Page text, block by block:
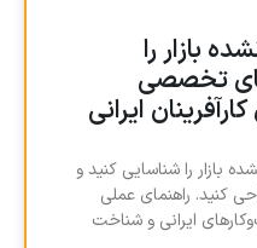
بازار را
تخصصی
ایرانی
بازار را شناسایی کنید و
کنید. راهنمای عملی
ایرانی و شناخت